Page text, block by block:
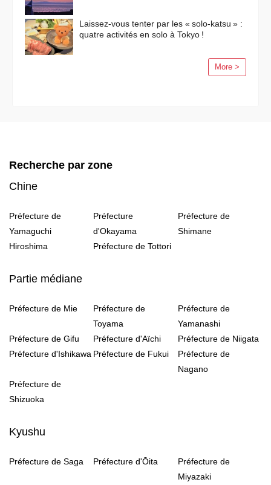
Laissez-vous tenter par les « solo-katsu » :
quatre activités en solo à Tokyo !
More >
Recherche par zone
Chine
Préfecture de
Yamaguchi
Préfecture
d'Okayama
Préfecture de
Shimane
Hiroshima
Préfecture de Tottori
Partie médiane
Préfecture de Mie
Préfecture de
Toyama
Préfecture de
Yamanashi
Préfecture de Gifu
Préfecture d'Aïchi
Préfecture de Niigata
Préfecture d'Ishikawa Préfecture de Fukui
Préfecture de
Nagano
Préfecture de
Shizuoka
Kyushu
Préfecture de Saga Préfecture d'Ōita
Préfecture de
Miyazaki